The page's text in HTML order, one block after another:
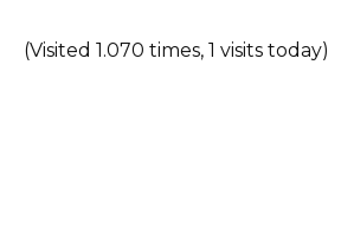
(Visited 1.070 times, 1 visits today)